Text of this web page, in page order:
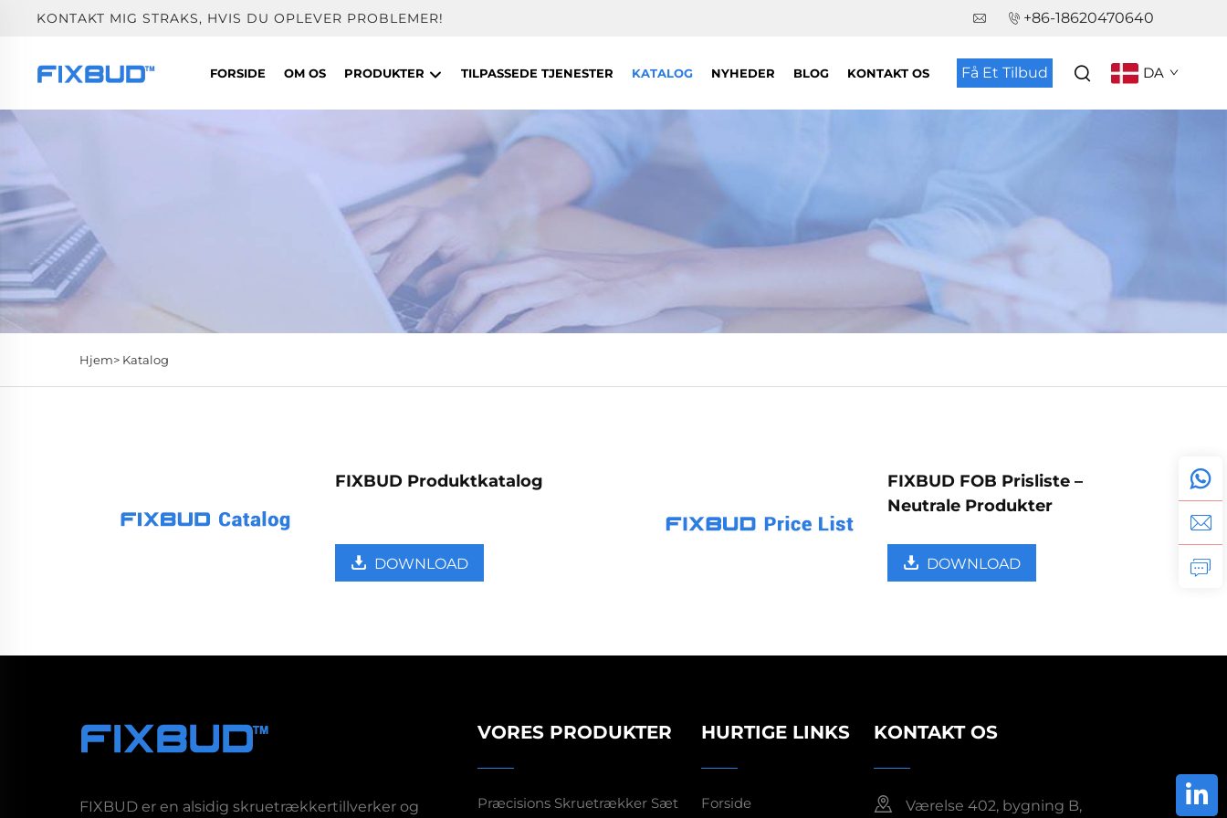
KONTAKT MIG STRAKS, HVIS DU OPLEVER PROBLEMER! +86-18620470640
FORSIDE OM OS PRODUKTER TILPASSEDE TJENESTER KATALOG NYHEDER BLOG KONTAKT OS Få Et Tilbud DA
Hjem> Katalog
FIXBUD Produktkatalog
DOWNLOAD
FIXBUD FOB Prisliste –
Neutrale Produkter
DOWNLOAD
FIXBUD er en alsidig skruetrækkertillverker og
VORES PRODUKTER
Præcisions Skruetrækker Sæt
HURTIGE LINKS
Forside
KONTAKT OS
Værelse 402, bygning B,